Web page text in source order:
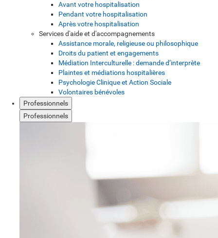
Avant votre hospitalisation
Pendant votre hospitalisation
Après votre hospitalisation
Services d'aide et d'accompagnements
Assistance morale, religieuse ou philosophique
Droits du patient et engagements
Médiation Interculturelle : demande d’interprète
Plaintes et médiations hospitalières
Psychologie Clinique et Action Sociale
Volontaires bénévoles
Professionnels
Professionnels